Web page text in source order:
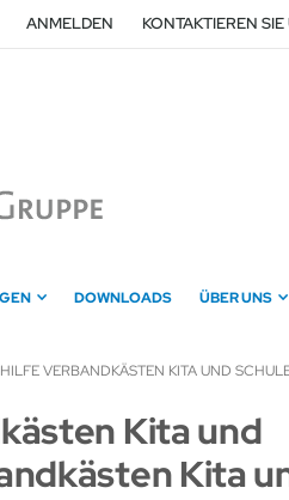
ANMELDEN KONTAKTIEREN SIE
DOWNLOADS ÜBER UNS
HILFE VERBANDKÄSTEN KITA UND
Kita und
Kita